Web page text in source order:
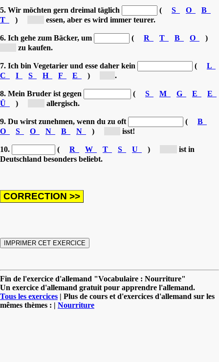
5. Wir möchten gern dreimal täglich ( S O
B
T
) essen, aber es wird immer teurer.
6. Ich gehe zum Bäcker, um ( R T B O
)
zu kaufen.
7. Ich bin Vegetarier und esse daher kein (
L
C
I S H F E ) .
8. Mein Bruder ist gegen ( S M G E
E
Ü
) allergisch.
9. Du wirst zunehmen, wenn du zu oft (
B
O
S O N B N ) isst!
10. ( R W T S U )
ist in
Deutschland besonders beliebt.
Fin de l'exercice d'allemand "Vocabulaire : Nourriture"
Un exercice d'allemand gratuit pour apprendre l'allemand.
Tous les exercices | Plus de cours et d'exercices d'allemand sur les
mêmes thèmes : | Nourriture